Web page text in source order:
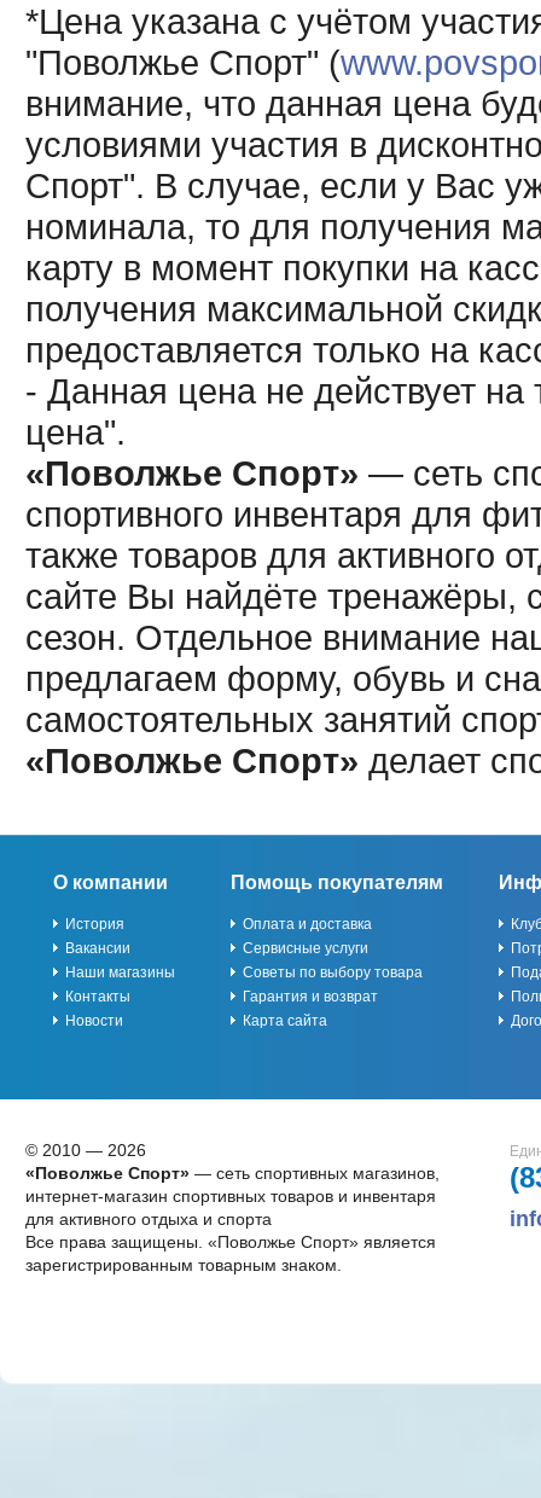
*Цена указана с учётом
"Поволжье Спорт" (
внимание, что данная цена
условиями участия в
Спорт". В случае, если у Вас
номинала, то для получения
карту в момент покупки на
получения максимальной
предоставляется только на
- Данная цена не действует
цена".
«Поволжье Спорт» — сеть
спортивного инвентаря для
также товаров для активного
сайте Вы найдёте тренажёры,
сезон. Отдельное внимание
предлагаем форму, обувь и
самостоятельных занятий
«Поволжье Спорт» делает
О компании
История
Вакансии
Наши магазины
Контакты
Новости
Помощь покупателям
Оплата и доставка
Сервисные услуги
Советы по выбору товара
Гарантия и возврат
Карта сайта
© 2010 — 2026
«Поволжье Спорт»— сеть спортивных магазинов,
интернет-магазин спортивных товаров и инвентаря
для активного отдыха и спорта
Все права защищены. «Поволжье Спорт» является
зарегистрированным товарным знаком.